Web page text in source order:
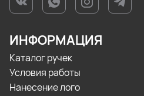
ИНФОРМАЦИЯ
Каталог ручек
Условия работы
Нанесение лого